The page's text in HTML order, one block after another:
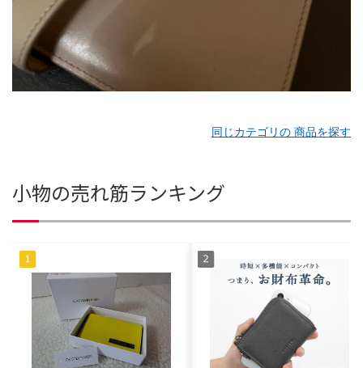
同じカテゴリの 商品を探す
小物の売れ筋ランキング